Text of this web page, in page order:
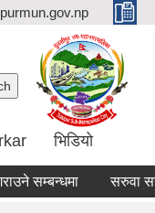
भिडियो
सरुवा